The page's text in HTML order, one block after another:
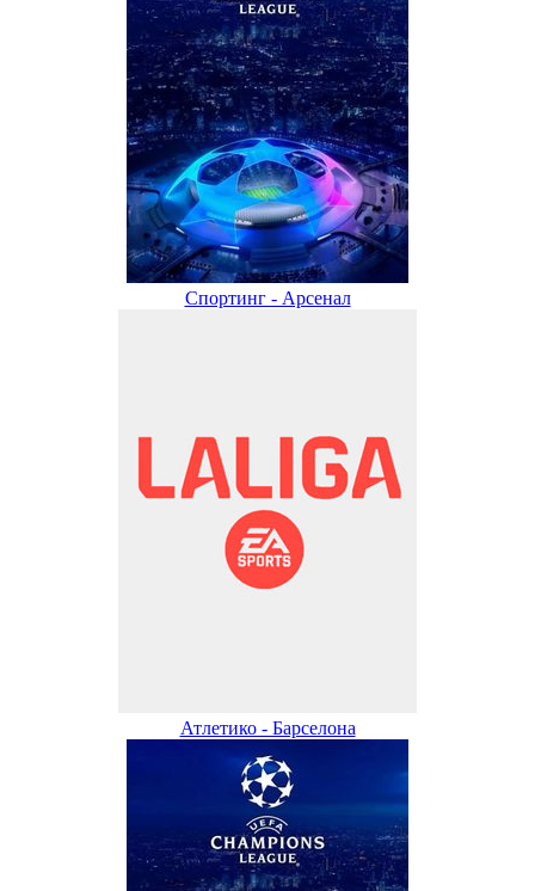
Спортинг - Арсенал
Атлетико - Барселона